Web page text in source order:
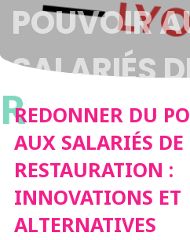
POUVOIR
SALARIÉS
RREDONNER DU
AUX SALARIÉS
RESTAURATION :
INNOVATIONS ET
ALTERNATIVES